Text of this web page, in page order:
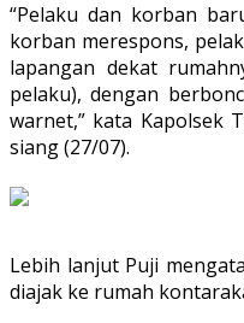
“Pelaku dan korban
korban merespons,
lapangan dekat
pelaku), dengan
warnet,” kata Kapolsek
siang (27/07).
Lebih lanjut Puji
diajak ke rumah